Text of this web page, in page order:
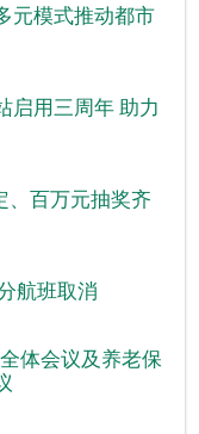
元模式推动都市
启用三周年 助力
、百万元抽奖齐
航班取消
体会议及养老保